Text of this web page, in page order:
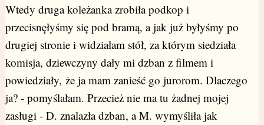
Wtedy druga koleżanka zrobiła podkop i
przecisnęłyśmy się pod bramą, a jak już byłyśmy po
drugiej stronie i widziałam stół, za którym siedziała
komisja, dziewczyny dały mi dzban z filmem i
powiedziały, że ja mam zanieść go jurorom. Dlaczego
ja? - pomyślałam. Przecież nie ma tu żadnej mojej
zasługi - D. znalazła dzban, a M. wymyśliła jak